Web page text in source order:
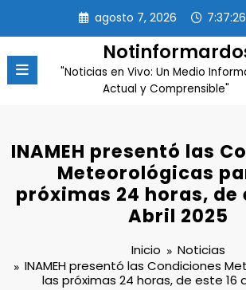
contenido
agosto 7, 2026
"Noticias en Vivo: Un Medio
Actual y Comprensible"
INAMEH presentó las
Meteorológicas
próximas 24 horas, de
Abril 2025
Inicio
Noticias
INAMEH presentó las Condiciones
las próximas 24 horas, de este 16